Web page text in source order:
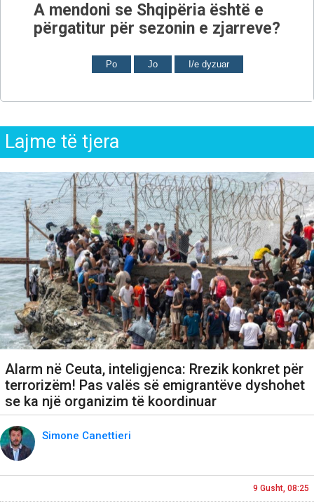
A mendoni se Shqipëria është e
përgatitur për sezonin e zjarreve?
Po Jo I/e dyzuar
Lajme të tjera
Alarm në Ceuta, inteligjenca: Rrezik konkret për
terrorizëm! Pas valës së emigrantëve dyshohet
se ka një organizim të koordinuar
Simone Canettieri
9 Gusht, 08:25